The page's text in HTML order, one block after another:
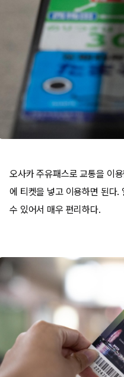
오사카 주유패스로 교통을 이
에 티켓을 넣고 이용하면 된다.
수 있어서 매우 편리하다.